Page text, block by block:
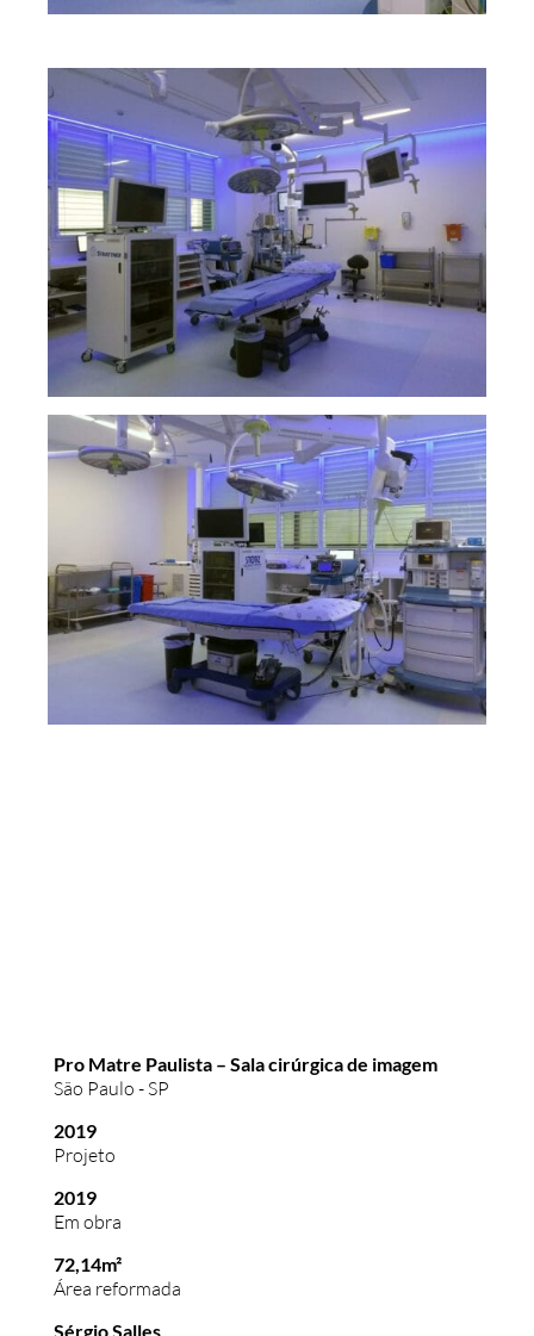
Pro Matre Paulista – Sala cirúrgica de imagem
São Paulo - SP
2019
Projeto
2019
Em obra
72,14m²
Área reformada
Sérgio Salles